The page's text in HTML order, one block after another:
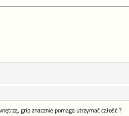
grip znacznie pomaga utrzymać całość ?